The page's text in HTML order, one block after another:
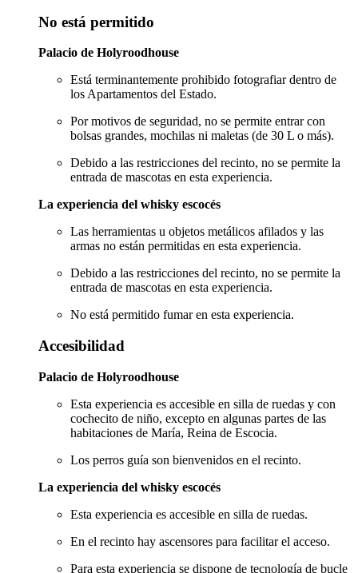
No está permitido
Palacio de Holyroodhouse
Está terminantemente prohibido fotografiar dentro de
los Apartamentos del Estado.
Por motivos de seguridad, no se permite entrar con
bolsas grandes, mochilas ni maletas (de 30 L o más).
Debido a las restricciones del recinto, no se permite la
entrada de mascotas en esta experiencia.
La experiencia del whisky escocés
Las herramientas u objetos metálicos afilados y las
armas no están permitidas en esta experiencia.
Debido a las restricciones del recinto, no se permite la
entrada de mascotas en esta experiencia.
No está permitido fumar en esta experiencia.
Accesibilidad
Palacio de Holyroodhouse
Esta experiencia es accesible en silla de ruedas y con
cochecito de niño, excepto en algunas partes de las
habitaciones de María, Reina de Escocia.
Los perros guía son bienvenidos en el recinto.
La experiencia del whisky escocés
Esta experiencia es accesible en silla de ruedas.
En el recinto hay ascensores para facilitar el acceso.
Para esta experiencia se dispone de tecnología de bucle